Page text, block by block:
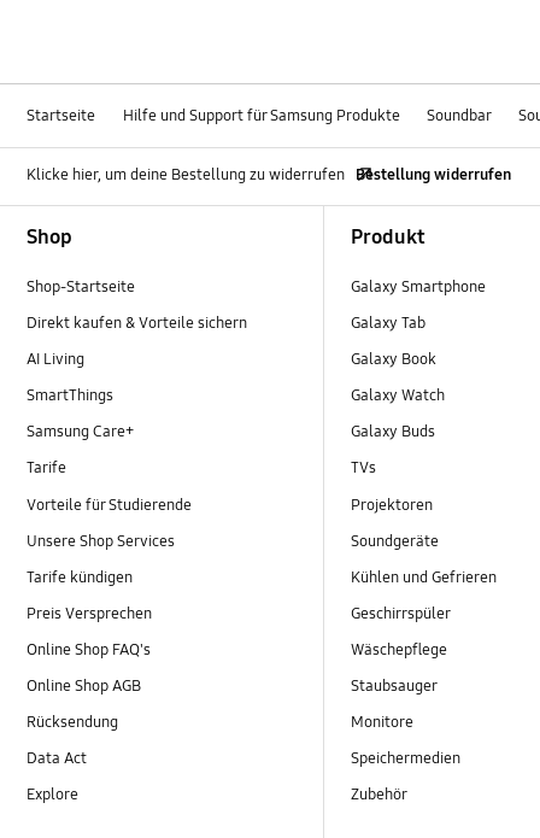
Startseite Hilfe und Support für Samsung Produkte Soundbar
Klicke hier, um deine Bestellung zu widerrufen Bestellung widerrufen
Shop
Shop-Startseite
Direkt kaufen & Vorteile sichern
AI Living
SmartThings
Samsung Care+
Tarife
Vorteile für Studierende
Unsere Shop Services
Tarife kündigen
Preis Versprechen
Online Shop FAQ's
Online Shop AGB
Rücksendung
Data Act
Explore
Produkt
Galaxy Smartphone
Galaxy Tab
Galaxy Book
Galaxy Watch
Galaxy Buds
TVs
Projektoren
Soundgeräte
Kühlen und Gefrieren
Geschirrspüler
Wäschepflege
Staubsauger
Monitore
Speichermedien
Zubehör